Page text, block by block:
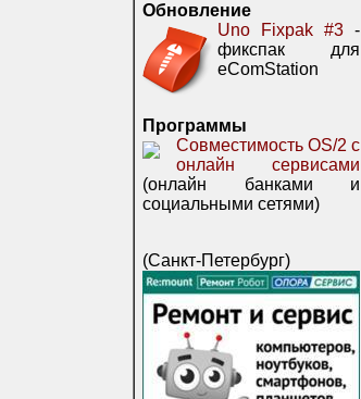
Обновление
Uno Fixpak #3 -
фикспак для
eComStation
Программы
Совместимость OS/2 с
онлайн сервисами
(онлайн банками и
социальными сетями)
(Санкт-Петербург)